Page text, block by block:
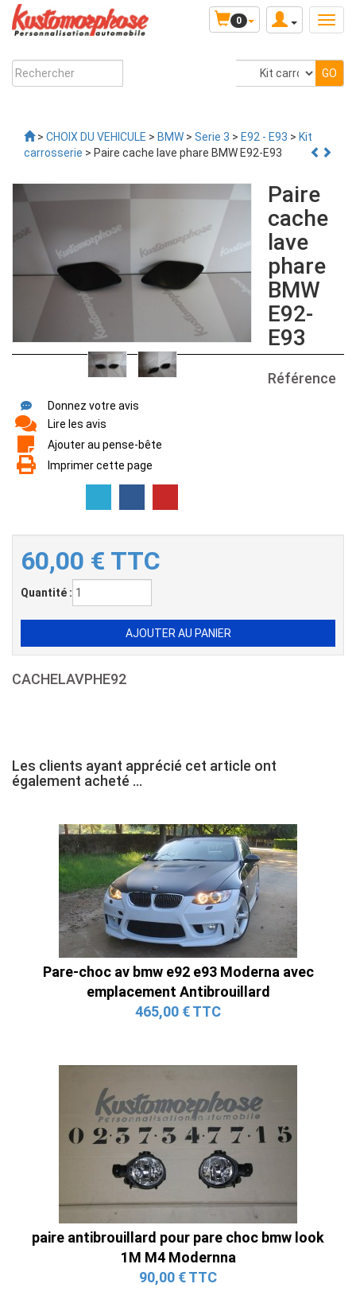
0
> CHOIX DU VEHICULE > BMW > Serie 3 > E92 - E93 > Kit
carrosserie > Paire cache lave phare BMW E92-E93
Donnez votre avis
Lire les avis
Ajouter au pense-bête
Imprimer cette page
Paire
cache
lave
phare
BMW
E92-
E93
60,00 € TTC
Quantité :
Référence
CACHELAVPHE92
Les clients ayant apprécié cet article ont
également acheté ...
Pare-choc av bmw e92 e93 Moderna avec
emplacement Antibrouillard
465,00 € TTC
paire antibrouillard pour pare choc bmw look
1M M4 Modernna
90,00 € TTC